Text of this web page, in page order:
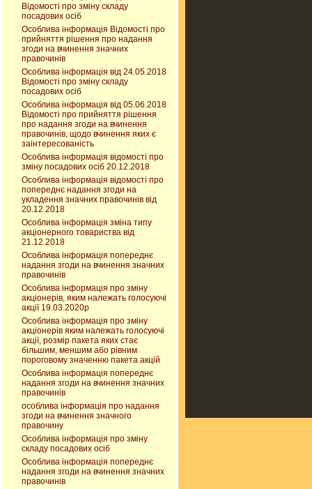
Відомості про зміну складу
посадових осіб
Особлива інформація Відомості про
прийняття рішення про надання
згоди на вчинення значних
правочинів
Особлива інформація від 24.05.2018
Відомості про зміну складу
посадових осіб
Особлива інформація від 05.06.2018
Відомості про прийняття рішення
про надання згоди на вчинення
правочинів, щодо вчинення яких є
заінтересованість
Особлива інформація відомості про
зміну посадових осіб 20.12.2018
Особлива інформація відомості про
попереднє надання згоди на
укладення значних правочинів від
20.12.2018
Особлива інформація зміна типу
акціонерного товариства від
21.12.2018
Особлива інформація попереднє
надання згоди на вчинення значних
правочинів
Особлива інформація про зміну
акціонерів, яким належать голосуючі
акції 19.03.2020р
Особлива інформація про зміну
акціонерів яким належать голосуючі
акції, розмір пакета яких стає
більшим, меншим або рівним
пороговому значенню пакета акцій
Особлива інформація попереднє
надання згоди на вчинення значних
правочинів
особлива інформація про надання
згоди на вчинення значного
правочину
Особлива інформація про зміну
складу посадових осіб
Особлива інформація попереднє
надання згоди на вчинення значних
правочинів